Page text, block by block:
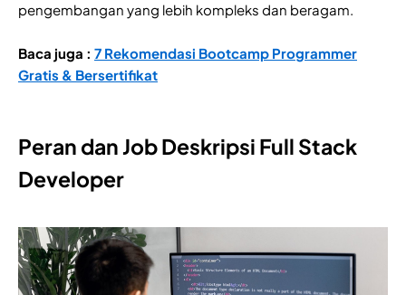
pengembangan yang lebih kompleks dan beragam.
Baca juga : 7 Rekomendasi Bootcamp Programmer
Gratis & Bersertifikat
Peran dan Job Deskripsi Full Stack
Developer